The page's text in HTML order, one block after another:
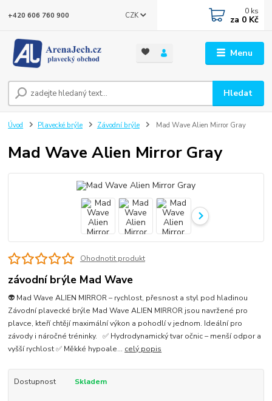
Menu
CZK
Hledat
+420 606 760 900 0 ks
za 0 Kč
Úvod Plavecké brýle Závodní brýle Mad Wave Alien Mirror Gray
Mad Wave Alien Mirror Gray
Ohodnotit produkt
závodní brýle Mad Wave
👽 Mad Wave ALIEN MIRROR – rychlost, přesnost a styl pod hladinou
Závodní plavecké brýle Mad Wave ALIEN MIRROR jsou navržené pro
plavce, kteří chtějí maximální výkon a pohodlí v jednom. Ideální pro
závody i náročné tréninky. ✅ Hydrodynamický tvar očnic – menší odpor a
vyšší rychlost ✅ Měkké hypoale... celý popis
Dostupnost Skladem